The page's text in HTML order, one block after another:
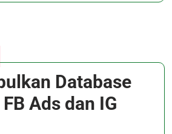
Database
Ads dan IG